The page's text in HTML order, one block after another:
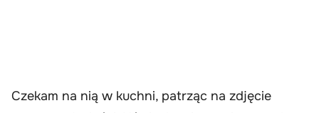
Czekam na nią w kuchni, patrząc na zdjęcie